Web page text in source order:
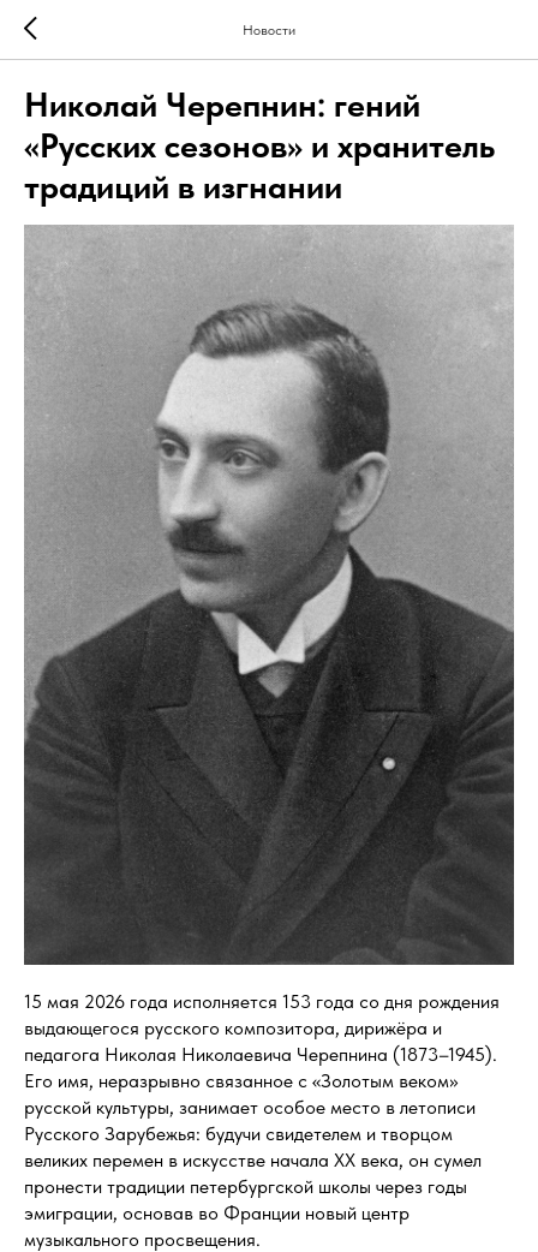
Новости
Николай Черепнин: гений
«Русских сезонов» и хранитель
традиций в изгнании
15 мая 2026 года исполняется 153 года со дня рождения
выдающегося русского композитора, дирижёра и
педагога Николая Николаевича Черепнина (1873–1945).
Его имя, неразрывно связанное с «Золотым веком»
русской культуры, занимает особое место в летописи
Русского Зарубежья: будучи свидетелем и творцом
великих перемен в искусстве начала XX века, он сумел
пронести традиции петербургской школы через годы
эмиграции, основав во Франции новый центр
музыкального просвещения.